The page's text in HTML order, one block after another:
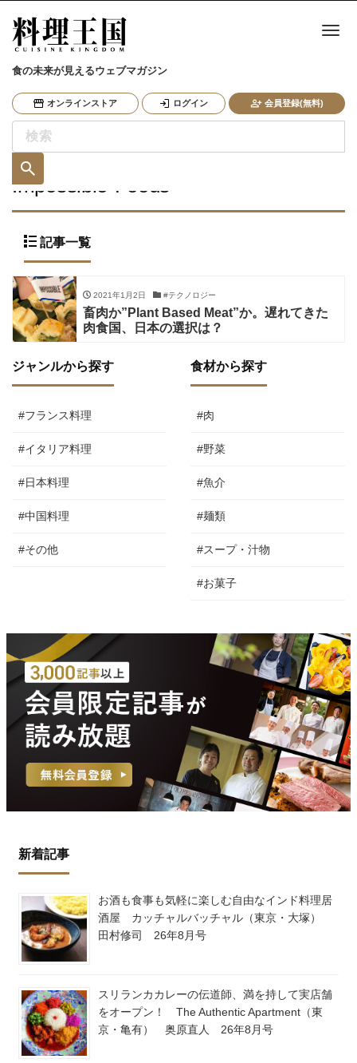
食の未来が見えるウェブマガジン
オンラインストア ログイン 会員登録(無料)
ナ
Impossible-Foods
記事一覧
2021年1月2日 #テクノロジー
畜肉か”Plant Based Meat”か。遅れてきた
肉食国、日本の選択は？
ジャンルから探す
#フランス料理
#イタリア料理
#日本料理
#中国料理
#その他
食材から探す
#肉
#野菜
#魚介
#麺類
#スープ・汁物
#お菓子
新着記事
お酒も食事も気軽に楽しむ自由なインド料理居
酒屋 カッチャルバッチャル（東京・大塚）
田村修司 26年8月号
スリランカカレーの伝道師、満を持して実店舗
をオープン！ The Authentic Apartment（東
京・亀有） 奥原直人 26年8月号